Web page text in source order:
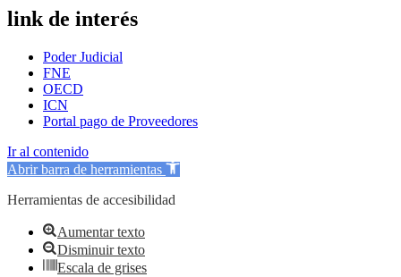
link de interés
Poder Judicial
FNE
OECD
ICN
Portal pago de Proveedores
Ir al contenido
Abrir barra de herramientas
Herramientas de accesibilidad
Aumentar texto
Disminuir texto
Escala de grises